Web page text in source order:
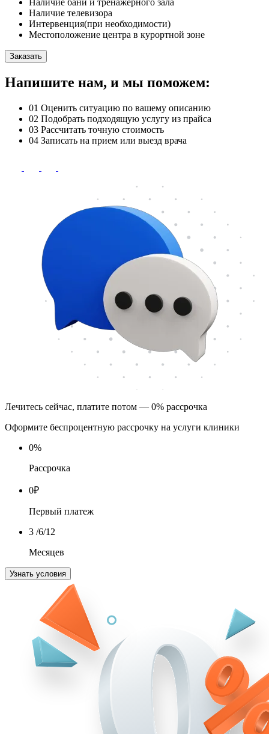
Наличие телевизора
Интервенция(при необходимости)
Местоположение центра в курортной зоне
Заказать
Напишите нам, и мы поможем:
01 Оценить ситуацию по вашему описанию
02 Подобрать подходящую услугу из прайса
03 Рассчитать точную стоимость
04 Записать на прием или выезд врача
Лечитесь сейчас, платите потом — 0% рассрочка
Оформите беспроцентную рассрочку на услуги клиники
0%
Рассрочка
0₽
Первый платеж
3 /6/12
Месяцев
Узнать условия